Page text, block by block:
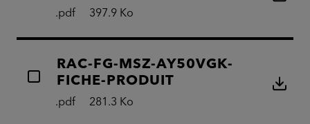
.pdf 397.9 Ko
RAC-FG-MSZ-AY50VGK-
FICHE-PRODUIT
.pdf 281.3 Ko